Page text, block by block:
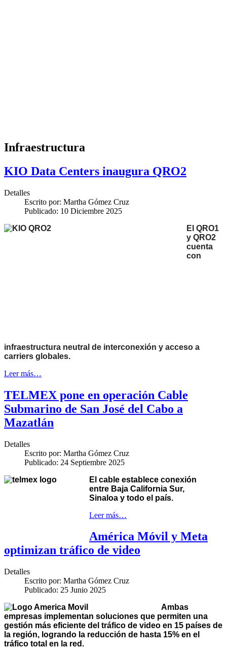
Infraestructura
KIO Data Centers inaugura QRO2
Detalles
Escrito por: Martha Gómez Cruz
Publicado: 10 Diciembre 2025
El QRO1
y QRO2
cuenta
con
infraestructura neutral de interconexión y acceso a
carriers globales.
Leer más…
TELMEX pone en operación Cable
Submarino de San José del Cabo a
Mazatlán
Detalles
Escrito por: Martha Gómez Cruz
Publicado: 24 Septiembre 2025
El cable establece conexión
entre Baja California Sur,
Sinaloa y todo el país.
Leer más…
América Móvil y Meta
optimizan tráfico de video
Detalles
Escrito por: Martha Gómez Cruz
Publicado: 25 Junio 2025
Ambas
empresas implementan soluciones que permiten una
gestión más eficiente del tráfico de video en 15 países de
la región, logrando la reducción de hasta 15% en el
tráfico total en la red.